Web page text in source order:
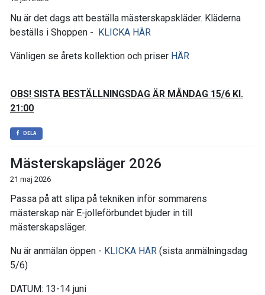
Nu är det dags att beställa mästerskapskläder. Kläderna
beställs i Shoppen - KLICKA HÄR
Vänligen se årets kollektion och priser HÄR
OBS! SISTA BESTÄLLNINGSDAG ÄR MÅNDAG 15/6 Kl.
21:00
DELA
Mästerskapsläger 2026
21 maj 2026
Passa på att slipa på tekniken inför sommarens
mästerskap när E-jolleförbundet bjuder in till
mästerskapsläger.
Nu är anmälan öppen - KLICKA HÄR (sista anmälningsdag
5/6)
DATUM: 13-14 juni